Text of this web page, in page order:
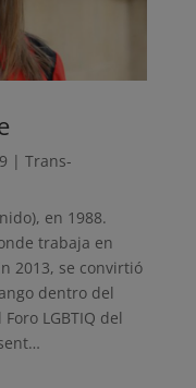
| Trans-
en 1988.
trabaja en
2013, se convirtió
dentro del
LGBTIQ del